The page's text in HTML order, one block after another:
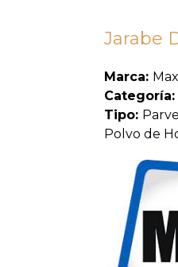
Jarabe
Marca:
Categoría:
Tipo: Parve
Polvo de